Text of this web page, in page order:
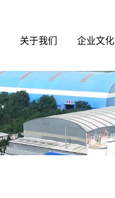
关于我们 企业文化